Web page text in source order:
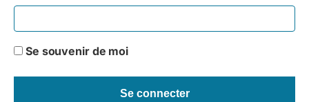
Se souvenir de moi